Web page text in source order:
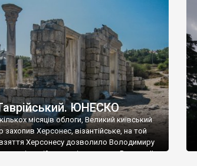
Раритети викрадені з фондів об’єкту
ЮНЕСКО «Херсонеса Таврійського».
«Золото Візантії», але експерти та
вважають це лише […]
ЮНЕСКО
місяців облоги, Великий київський
Херсонес, візантійське, на той
Херсонесу дозволило Володимиру
візантійському імператору Василю ІІ,